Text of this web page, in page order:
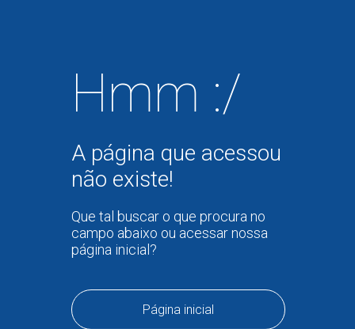
Hmm :/
A página que acessou
não existe!
Que tal buscar o que procura no
campo abaixo ou acessar nossa
página inicial?
Página inicial